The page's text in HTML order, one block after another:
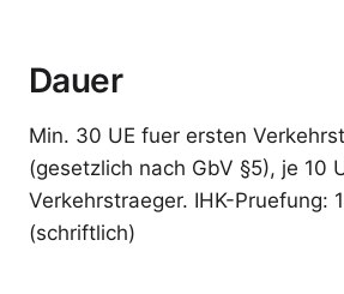
Dauer
Min. 30 UE fuer ersten
(gesetzlich nach GbV §5), je 10
Verkehrstraeger. IHK-Pruefung:
(schriftlich)